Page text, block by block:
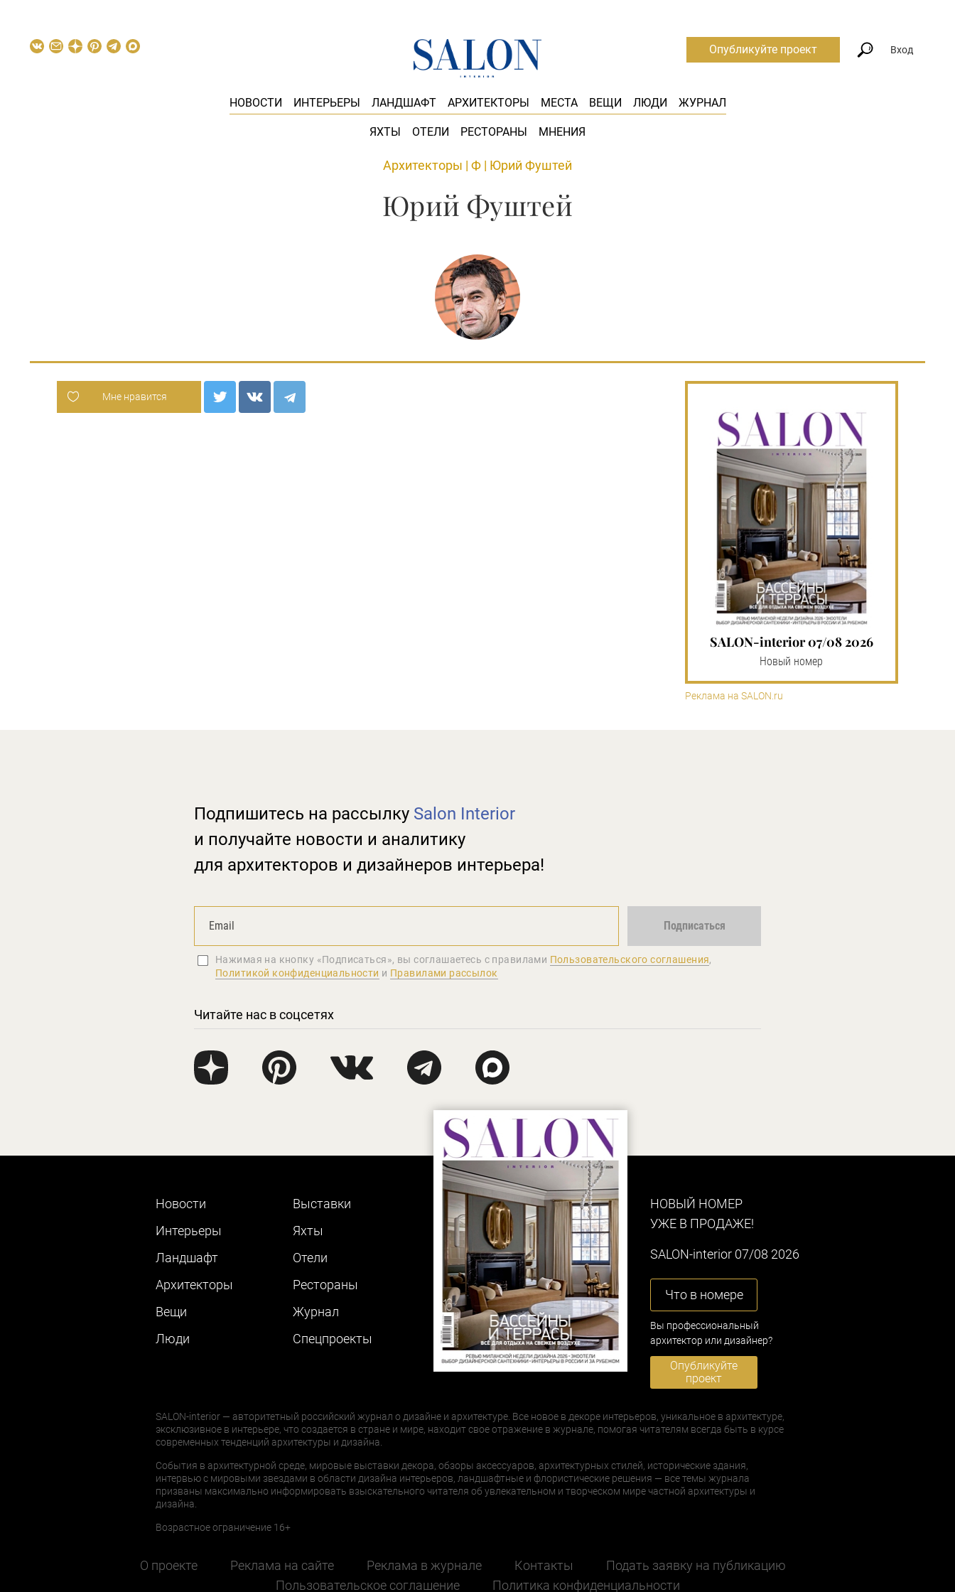
НОВОСТИ ИНТЕРЬЕРЫ ЛАНДШАФТ АРХИТЕКТОРЫ МЕСТА ВЕЩИ ЛЮДИ ЖУРНАЛ
ЯХТЫ ОТЕЛИ РЕСТОРАНЫ МНЕНИЯ
Опубликуйте проект Вход
Архитекторы | Ф | Юрий Фуштей
Юрий Фуштей
Мне нравится
SALON-interior 07/08 2026
Новый номер
Реклама на SALON.ru
Подпишитесь на рассылку Salon Interior
и получайте новости и аналитику
для архитекторов и дизайнеров интерьера!
Подписаться
Нажимая на кнопку «Подписаться», вы соглашаетеcь с правилами Пользовательского соглашения,
Политикой конфиденциальности и Правилами рассылок
Читайте нас в соцсетях
Новости
Интерьеры
Ландшафт
Архитекторы
Вещи
Люди
Выставки
Яхты
Отели
Рестораны
Журнал
Cпецпроекты
НОВЫЙ НОМЕР
УЖЕ В ПРОДАЖЕ!
SALON-interior 07/08 2026
Что в номере
Вы профессиональный
архитектор или дизайнер?
Опубликуйте
проект
SALON-interior — авторитетный российский журнал о дизайне и архитектуре. Все новое в декоре интерьеров, уникальное в архитектуре,
эксклюзивное в интерьере, что создается в стране и мире, находит свое отражение в журнале, помогая читателям всегда быть в курсе
современных тенденций архитектуры и дизайна.
События в архитектурной среде, мировые выставки декора, обзоры аксессуаров, архитектурных стилей, исторические здания,
интервью с мировыми звездами в области дизайна интерьеров, ландшафтные и флористические решения — все темы журнала
призваны максимально информировать взыскательного читателя об увлекательном и творческом мире частной архитектуры и
дизайна.
Возрастное ограничение 16+
О проекте Реклама на сайте Реклама в журнале Контакты
Подать заявку на публикацию
Пользовательское соглашение
Политика конфиденциальности